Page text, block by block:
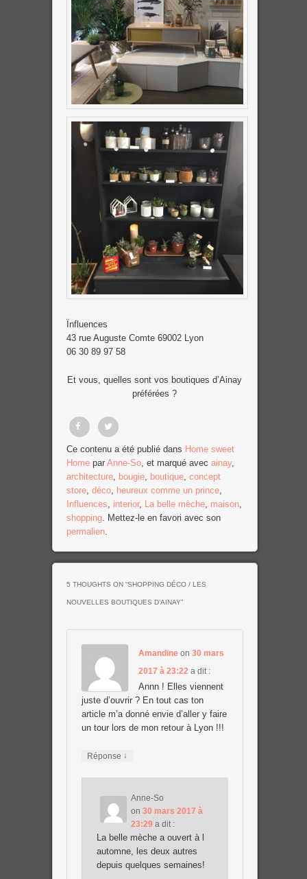
Ïnfluences
43 rue Auguste Comte 69002 Lyon
06 30 89 97 58
Et vous, quelles sont vos boutiques d’Ainay
préférées ?
Partager
sur
Facebook
Tweet
Ce contenu a été publié dans Home sweet
Homepar Anne-So, et marqué avec ainay,
architecture, bougie, boutique, concept
store, déco, heureux comme un prince,
Influences, interior, La belle mèche, maison,
shopping. Mettez-le en favori avec son
permalien.
5 THOUGHTS ON “SHOPPING DÉCO / LES
NOUVELLES BOUTIQUES D’AINAY”
Amandineon 30 mars
2017 à 23:22 a dit :
Annn ! Elles viennent
juste d’ouvrir ? En tout cas ton
article m’a donné envie d’aller y faire
un tour lors de mon retour à Lyon !!!
Réponse ↓
Anne-So
on30 mars 2017 à
23:29 a dit :
La belle mèche a ouvert à l
automne, les deux autres
depuis quelques semaines!